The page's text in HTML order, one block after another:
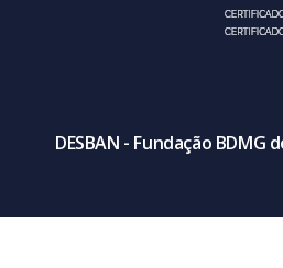
DESBAN - Fundação BDMG